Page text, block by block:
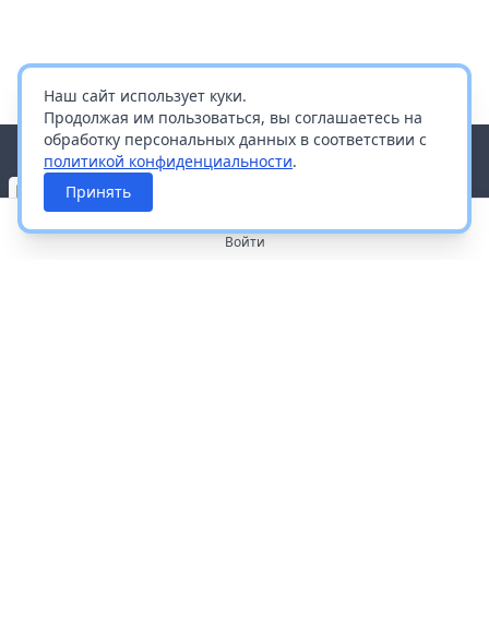
Наш сайт использует куки.
Продолжая им пользоваться, вы соглашаетесь на
обработку персональных данных в соответствии с
политикой конфиденциальности.
Принять
Войти